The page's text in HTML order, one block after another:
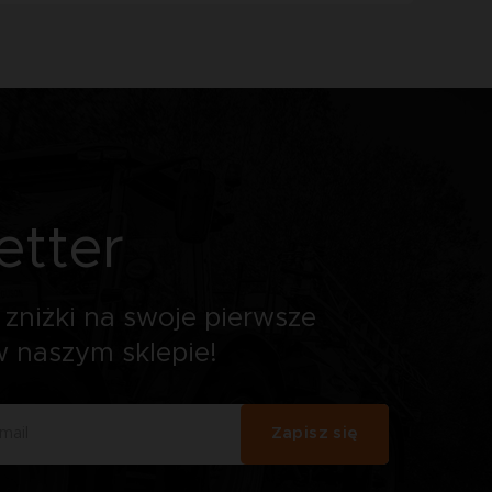
zniżki na swoje pierwsze
naszym sklepie!
Zapisz się